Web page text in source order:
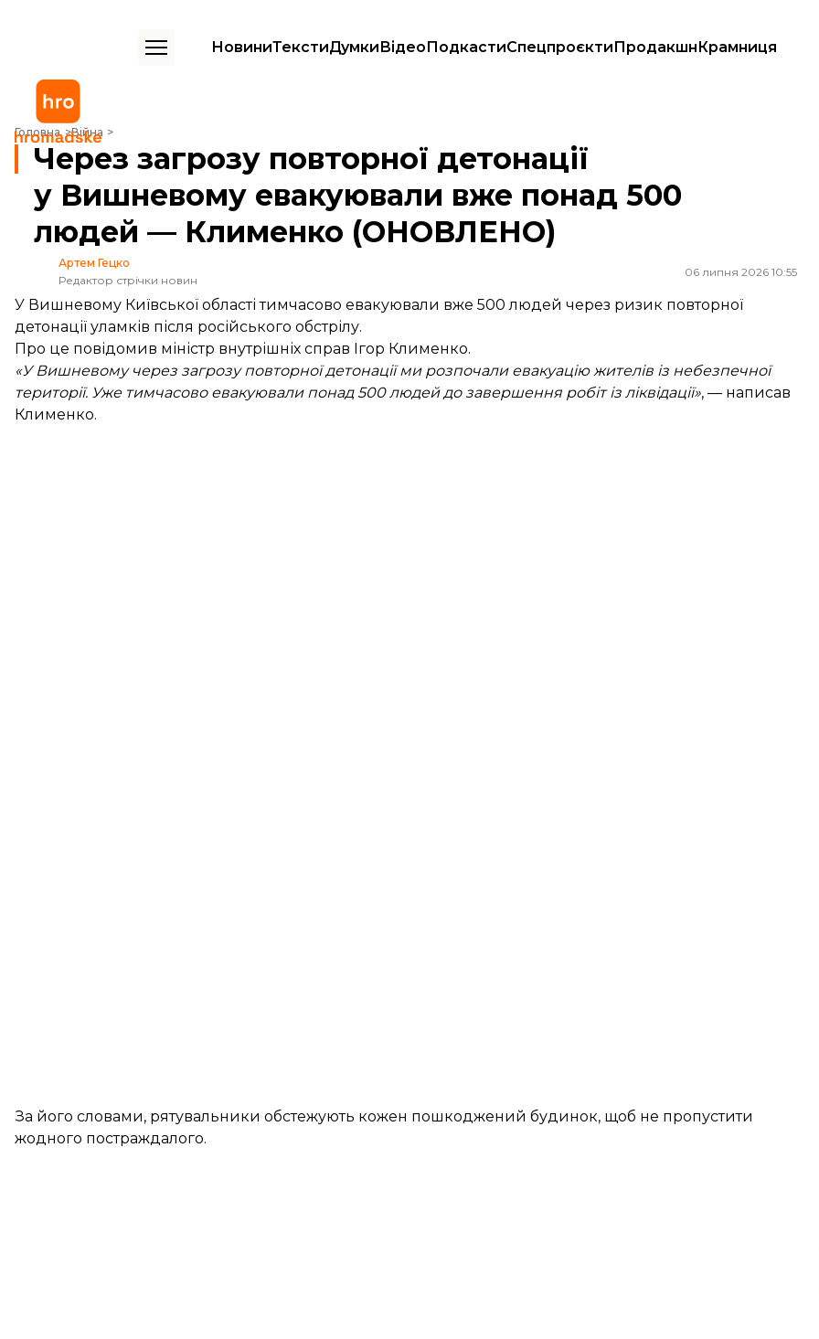
НовиниТекстиДумкиВідеоПодкастиСпецпроєктиПродакшнКрамниця
Головна Війна
Через загрозу повторної детонації у Вишневому евакуювали вже понад 500 людей — Клименко (ОНОВЛЕНО)
Через загрозу повторної детонації
у Вишневому евакуювали вже понад 500
людей — Клименко (ОНОВЛЕНО)
Артем Гецко
Редактор стрічки новин
06 липня 2026 10:55
У Вишневому Київської області тимчасово евакуювали вже 500 людей через ризик повторної
детонації уламків після російського обстрілу.
Про це повідомив міністр внутрішніх справ Ігор Клименко.
«У Вишневому через загрозу повторної детонації ми розпочали евакуацію жителів із небезпечної
території. Уже тимчасово евакуювали понад 500 людей до завершення робіт із ліквідації», — написав
Клименко.
За його словами, рятувальники обстежують кожен пошкоджений будинок, щоб не пропустити
жодного постраждалого.